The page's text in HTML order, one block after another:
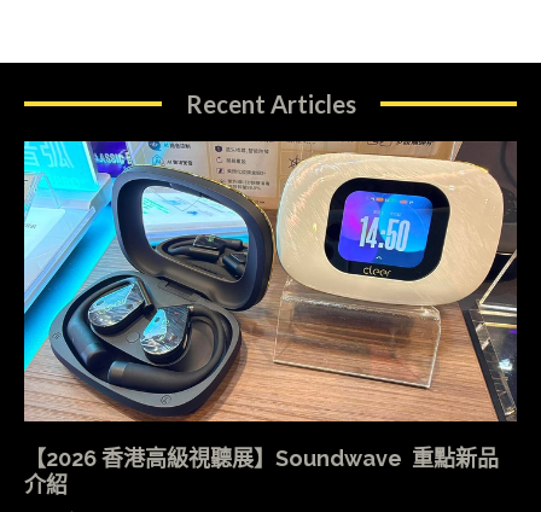
Recent Articles
【2026 香港高級視聽展】Soundwave 重點新品
介紹